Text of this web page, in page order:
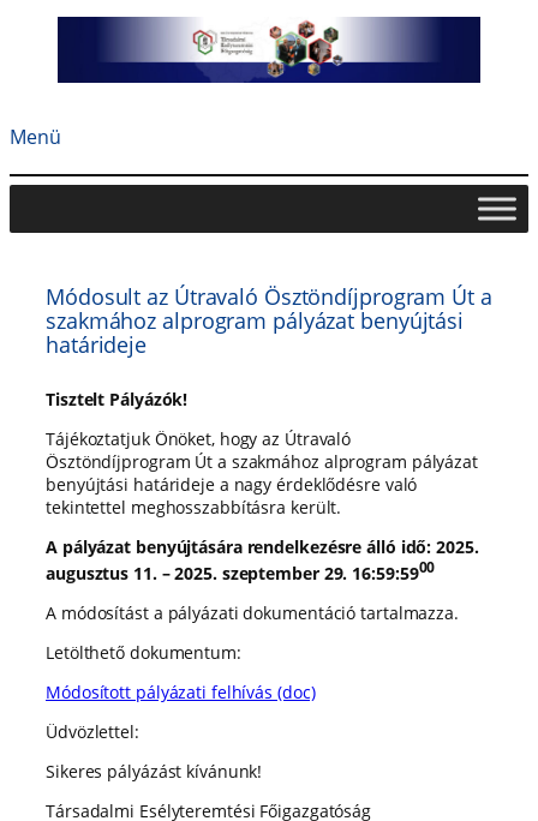
Menü
Módosult az Útravaló Ösztöndíjprogram Út a
szakmához alprogram pályázat benyújtási
határideje
Tisztelt Pályázók!
Tájékoztatjuk Önöket, hogy az Útravaló
Ösztöndíjprogram Út a szakmához alprogram pályázat
benyújtási határideje a nagy érdeklődésre való
tekintettel meghosszabbításra került.
A pályázat benyújtására rendelkezésre álló idő: 2025.
augusztus 11. – 2025. szeptember 29. 16:59:5900
A módosítást a pályázati dokumentáció tartalmazza.
Letölthető dokumentum:
Módosított pályázati felhívás (doc)
Üdvözlettel:
Sikeres pályázást kívánunk!
Társadalmi Esélyteremtési Főigazgatóság